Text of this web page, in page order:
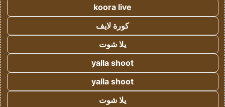
koora live
كورة لايف
يلا شوت
yalla shoot
yalla shoot
يلا شوت